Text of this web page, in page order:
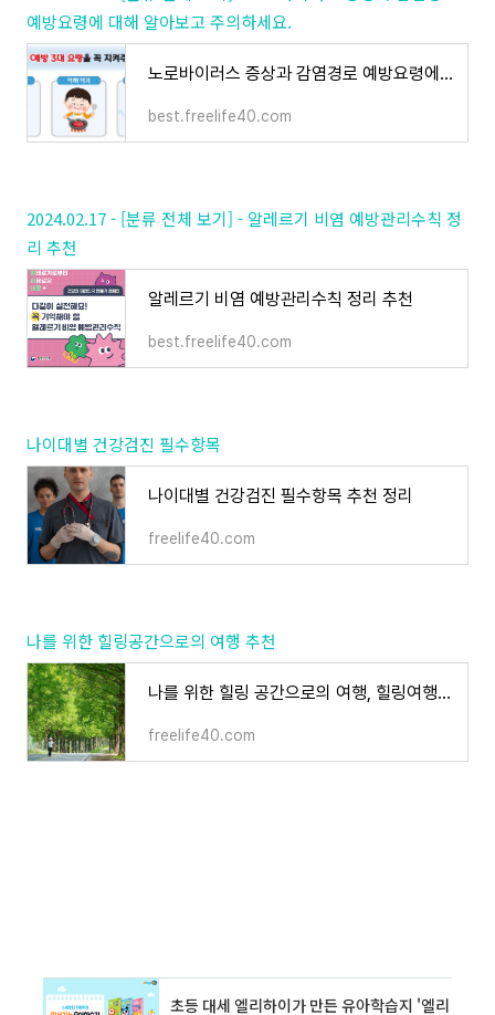
예방요령에 대해 알아보고 주의하세요.
노로바이러스 증상과 감염경로 예방요령에 대해 알아보고 주의하세요.
best.freelife40.com
2024.02.17 - [분류 전체 보기] - 알레르기 비염 예방관리수칙 정
리 추천
알레르기 비염 예방관리수칙 정리 추천
best.freelife40.com
나이대별 건강검진 필수항목
나이대별 건강검진 필수항목 추천 정리
freelife40.com
나를 위한 힐링공간으로의 여행 추천
나를 위한 힐링 공간으로의 여행, 힐링여행 추천장소 정리
freelife40.com